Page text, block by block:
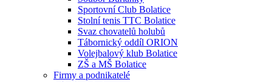
Sportovní Club Bolatice
Stolní tenis TTC Bolatice
Svaz chovatelů holubů
Tábornický oddíl ORION
Volejbalový klub Bolatice
ZŠ a MŠ Bolatice
Firmy a podnikatelé